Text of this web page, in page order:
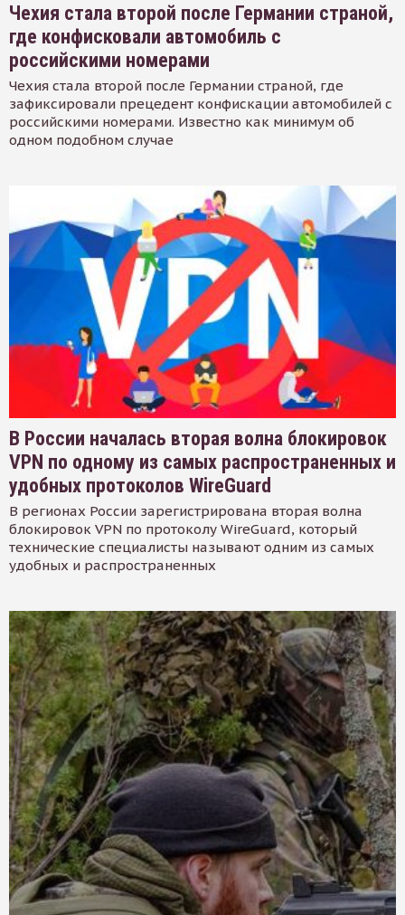
Чехия стала второй после Германии страной,
где конфисковали автомобиль с
российскими номерами
Чехия стала второй после Германии страной, где
зафиксировали прецедент конфискации автомобилей с
российскими номерами. Известно как минимум об
одном подобном случае
В России началась вторая волна блокировок
VPN по одному из самых распространенных и
удобных протоколов WireGuard
В регионах России зарегистрирована вторая волна
блокировок VPN по протоколу WireGuard, который
технические специалисты называют одним из самых
удобных и распространенных